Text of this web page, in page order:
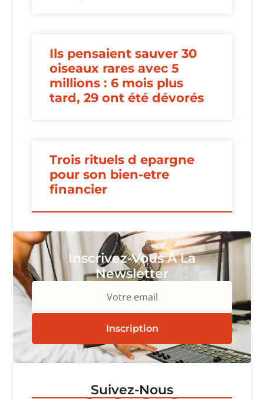
Ils pensaient sauver 30
oiseaux rares avec 5
millions : 6 mois plus
tard, 29 ont été dévorés
Trois rituels d epargne
pour son bien-etre
financier
Inscrivez-Vous À La
Newsletter
Votre email
Inscription
Suivez-Nous